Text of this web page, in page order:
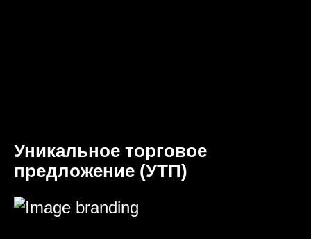
Уникальное торговое
предложение (УТП)